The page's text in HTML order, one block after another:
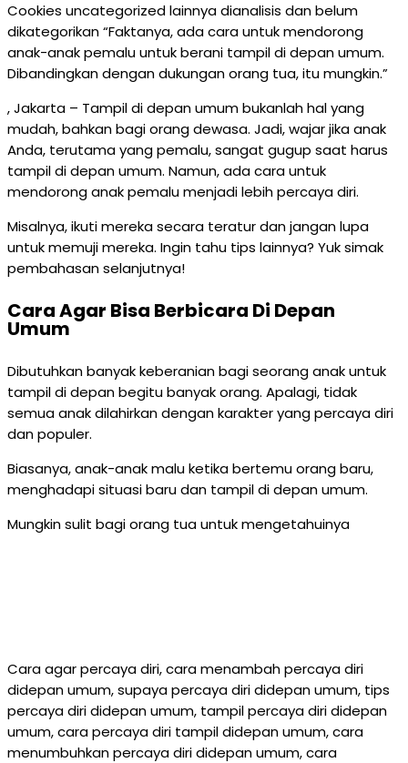
Cookies uncategorized lainnya dianalisis dan belum
dikategorikan “Faktanya, ada cara untuk mendorong
anak-anak pemalu untuk berani tampil di depan umum.
Dibandingkan dengan dukungan orang tua, itu mungkin.”
, Jakarta – Tampil di depan umum bukanlah hal yang
mudah, bahkan bagi orang dewasa. Jadi, wajar jika anak
Anda, terutama yang pemalu, sangat gugup saat harus
tampil di depan umum. Namun, ada cara untuk
mendorong anak pemalu menjadi lebih percaya diri.
Misalnya, ikuti mereka secara teratur dan jangan lupa
untuk memuji mereka. Ingin tahu tips lainnya? Yuk simak
pembahasan selanjutnya!
Cara Agar Bisa Berbicara Di Depan
Umum
Dibutuhkan banyak keberanian bagi seorang anak untuk
tampil di depan begitu banyak orang. Apalagi, tidak
semua anak dilahirkan dengan karakter yang percaya diri
dan populer.
Biasanya, anak-anak malu ketika bertemu orang baru,
menghadapi situasi baru dan tampil di depan umum.
Mungkin sulit bagi orang tua untuk mengetahuinya
Cara agar percaya diri, cara menambah percaya diri
didepan umum, supaya percaya diri didepan umum, tips
percaya diri didepan umum, tampil percaya diri didepan
umum, cara percaya diri tampil didepan umum, cara
menumbuhkan percaya diri didepan umum, cara